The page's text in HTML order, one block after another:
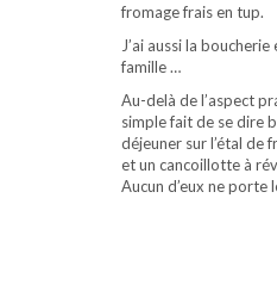
fromage frais en tup.
J’ai aussi la
famille …
Au-delà de l’aspect
simple fait de se dire
déjeuner sur l’étal de
et un cancoillotte à
Aucun d’eux ne porte